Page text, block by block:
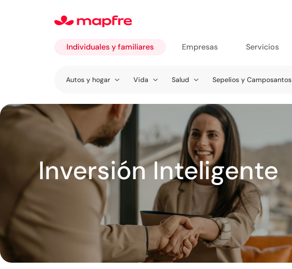
Individuales y familiares
Ir a
y familiares
Autos y hogar Vida Salud Sepelios y Camposantos
Empresas Servicios
Inversión Inteligente